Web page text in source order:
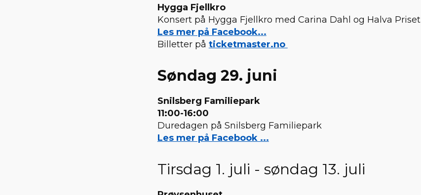
Hygga Fjellkro
Konsert på Hygga Fjellkro med Carina Dahl og Halva Priset
Les mer på Facebook...
Billetter på ticketmaster.no
Søndag 29. juni
Snilsberg Familiepark
11:00-16:00
Duredagen på Snilsberg Familiepark
Les mer på Facebook ...
Tirsdag 1. juli - søndag 13. juli